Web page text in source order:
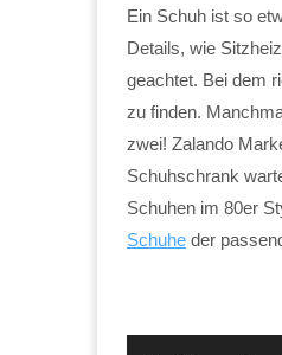
Ein Schuh ist so
Details, wie
geachtet. Bei dem
zu finden.
zwei! Zalando
Schuhschrank
Schuhen im 80er
Schuhe der